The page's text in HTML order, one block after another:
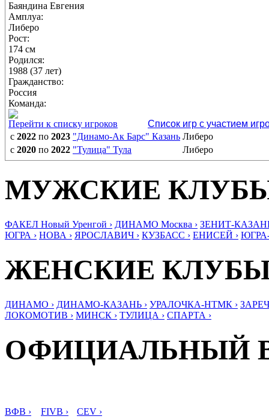
Баяндина Евгения
Амплуа:
Либеро
Рост:
174 см
Родился:
1988 (37 лет)
Гражданство:
Россия
Команда:
Перейти к списку игроков
Список игр с участием
с 2022 по 2023 "Динамо-Ак Барс" Казань Либеро
с 2020 по 2022 "Тулица" Тула Либеро
МУЖСКИЕ
ФАКЕЛ Новый Уренгой › ДИНАМО Москва › ЗЕНИТ-
ЮГРА › НОВА › ЯРОСЛАВИЧ › КУЗБАСС › ЕНИСЕЙ ›
ЖЕНСКИЕ
ДИНАМО › ДИНАМО-КАЗАНЬ › УРАЛОЧКА-НТМК ›
ЛОКОМОТИВ › МИНСК › ТУЛИЦА › СПАРТА ›
ОФИЦИАЛЬНЫЙ
ВФВ › FIVB › CEV ›